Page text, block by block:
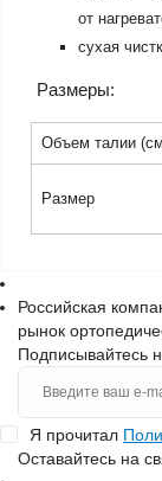
от
сухая
Размеры:
Объем талии
Размер
Российская
рынок
Подписывайтесь
Я прочитал
Оставайтесь на